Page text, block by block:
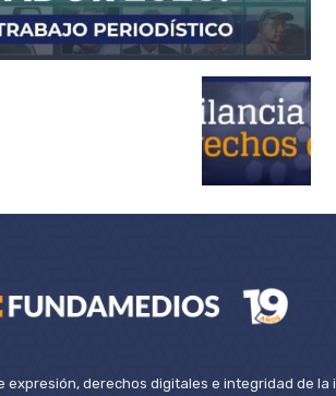
expresión, derechos digitales e integridad de